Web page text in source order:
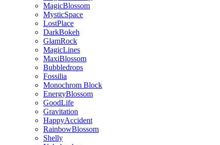
MagicBlossom
MysticSpace
LostPlace
DarkBokeh
GlamRock
MagicLines
MaxiBlossom
Bubbledrops
Fossilia
Monochrom Block
EnergyBlossom
GoodLife
Gravitation
HappyAccident
RainbowBlossom
Shelly